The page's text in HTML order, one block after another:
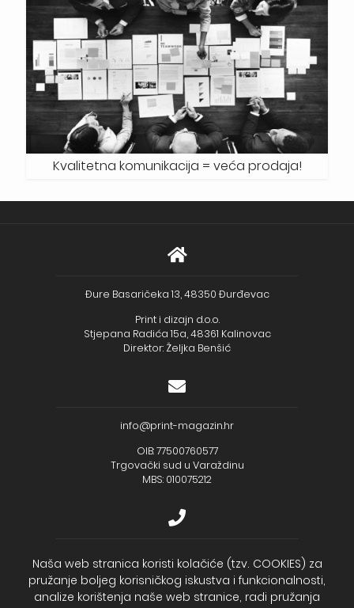
Kvalitetna komunikacija = veća prodaja!
Đure Basaričeka 13, 48350 Đurđevac
Print i dizajn d.o.o.
Stjepana Radića 15a, 48361 Kalinovac
Direktor: Željka Benšić
info@print-magazin.hr
OIB: 77500760577
Trgovački sud u Varaždinu
MBS: 010075212
+385 (48) 733 111
Zagrebačka banka d.d.
IBAN - HR2723600001102099043
Naša web stranica koristi kolačiće (tzv. COOKIES) za
pružanje boljeg korisničkog iskustva i funkcionalnosti,
analize korištenja naše web stranice, radi pružanja